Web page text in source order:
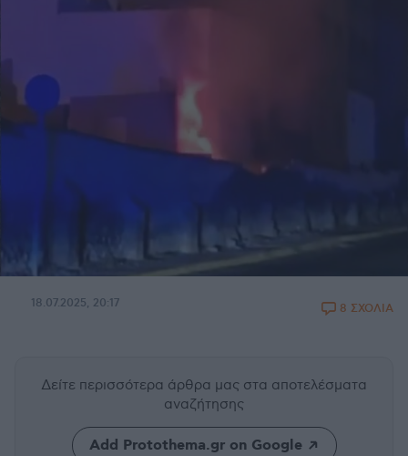
18.07.2025, 20:17 8 ΣΧΟΛΙΑ
Δείτε περισσότερα άρθρα μας στα αποτελέσματα
αναζήτησης
Add Protothema.gr on Google